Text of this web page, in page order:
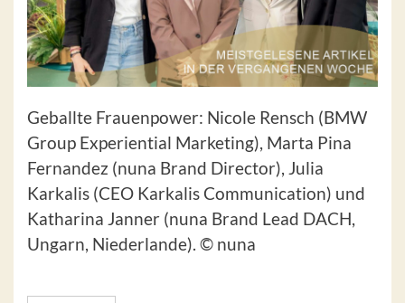
Geballte Frauenpower: Nicole Rensch (BMW
Group Experiential Marketing), Marta Pina
Fernandez (nuna Brand Director), Julia
Karkalis (CEO Karkalis Communication) und
Katharina Janner (nuna Brand Lead DACH,
Ungarn, Niederlande). © nuna